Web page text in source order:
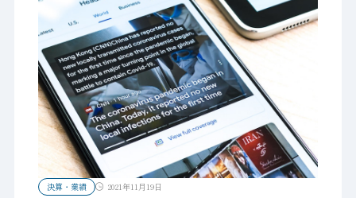
決算・業績 2021年11月19日